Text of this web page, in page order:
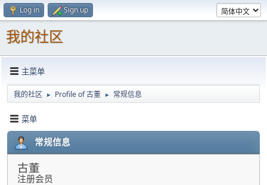
Log in Sign up
我的社区
主菜单
我的社区 ► Profile of 古董 ► 常规信息
菜单
常规信息
古董
注册会员